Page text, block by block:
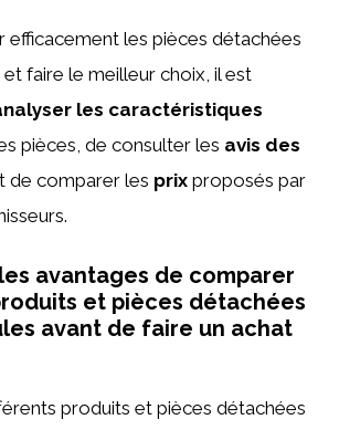
efficacement les pièces détachées
faire le meilleur choix, il est
les caractéristiques
pièces, de consulter les avis des
de comparer les prix proposés par
avantages de comparer
et pièces détachées
avant de faire un achat
produits et pièces détachées